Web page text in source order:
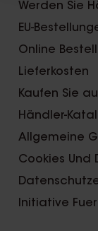
Werden Sie
EU-
Online
Lieferkosten
Kaufen Sie
Händler-
Allgemeine
Cookies Und
Initiative